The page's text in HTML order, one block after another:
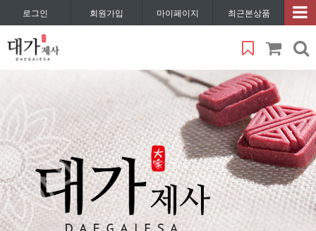
로그인 회원가입 마이페이지 최근본상품